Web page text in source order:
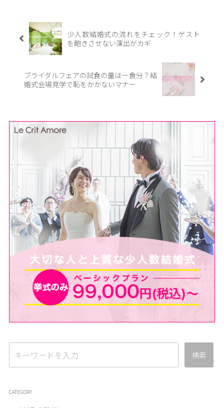
少人数結婚式の流れをチェック！ゲスト
を飽きさせない演出がカギ
ブライダルフェアの試食の量は一食分？結
婚式会場見学で恥をかかないマナー
検索
CATEGORY